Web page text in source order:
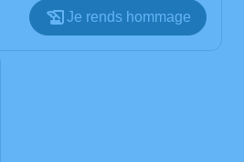
Je rends hommage